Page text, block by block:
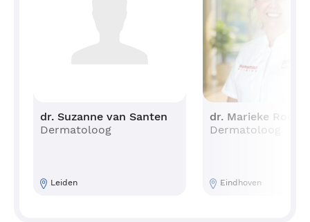
dr. Suzanne van Santen
Dermatoloog
Leiden
dr. Marieke
Dermatoloog
Eindhoven